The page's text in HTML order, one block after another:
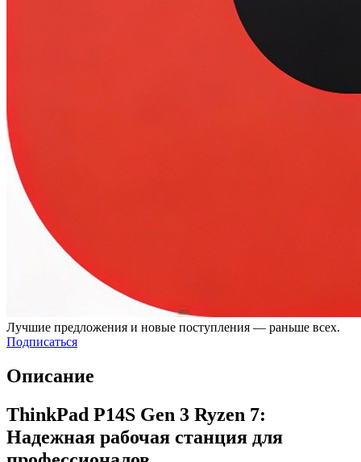
Лучшие предложения и новые поступления — раньше всех.
Подписаться
Описание